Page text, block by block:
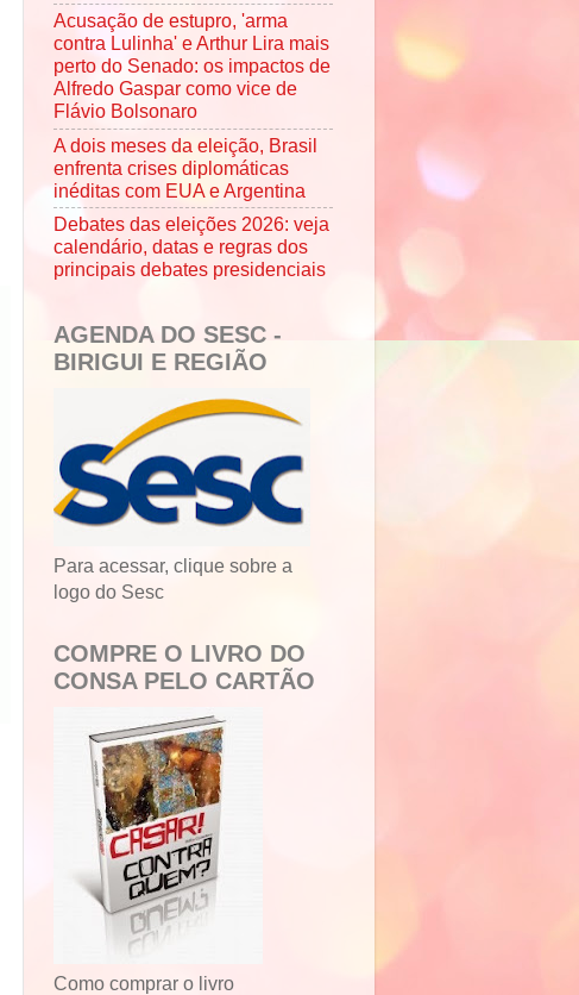
Acusação de estupro, 'arma
contra Lulinha' e Arthur Lira mais
perto do Senado: os impactos de
Alfredo Gaspar como vice de
Flávio Bolsonaro
A dois meses da eleição, Brasil
enfrenta crises diplomáticas
inéditas com EUA e Argentina
Debates das eleições 2026: veja
calendário, datas e regras dos
principais debates presidenciais
AGENDA DO SESC -
BIRIGUI E REGIÃO
Para acessar, clique sobre a
logo do Sesc
COMPRE O LIVRO DO
CONSA PELO CARTÃO
Como comprar o livro